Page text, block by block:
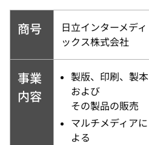
商号
日立インターメディ
ックス株式会社
事業
内容
製版、印刷、製本
および
その製品の販売
マルチメディアに
よる